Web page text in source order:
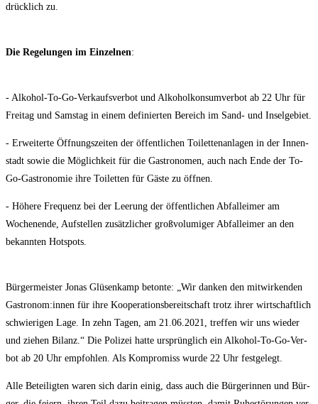
drück­lich zu.
Die Rege­lun­gen im Ein­zel­nen:
- Alko­hol-To-Go-Ver­kaufs­ver­bot und Alko­hol­kon­sum­ver­bot ab 22 Uhr für
Frei­tag und Sams­tag in einem defi­nier­ten Bereich im Sand- und Inselgebiet.
- Erwei­ter­te Öff­nungs­zei­ten der öffent­li­chen Toi­let­ten­an­la­gen in der Innen­
stadt sowie die Mög­lich­keit für die Gas­tro­no­men, auch nach Ende der To-
Go-Gas­tro­no­mie ihre Toi­let­ten für Gäs­te zu öffnen.
- Höhe­re Fre­quenz bei der Lee­rung der öffent­li­chen Abfall­ei­mer am
Wochen­en­de, Auf­stel­len zusätz­li­cher groß­vo­lu­mi­ger Abfall­ei­mer an den
bekann­ten Hotspots.
Bür­ger­meis­ter Jonas Glüsen­kamp beton­te: „Wir dan­ken den mit­wir­ken­den
Gastronom:innen für ihre Koope­ra­ti­ons­be­reit­schaft trotz ihrer wirt­schaft­lich
schwie­ri­gen Lage. In zehn Tagen, am 21.06.2021, tref­fen wir uns wie­der
und zie­hen Bilanz.“ Die Poli­zei hat­te ursprüng­lich ein Alko­hol-To-Go-Ver­
bot ab 20 Uhr emp­foh­len. Als Kom­pro­miss wur­de 22 Uhr festgelegt.
Alle Betei­lig­ten waren sich dar­in einig, dass auch die Bür­ge­rin­nen und Bür­